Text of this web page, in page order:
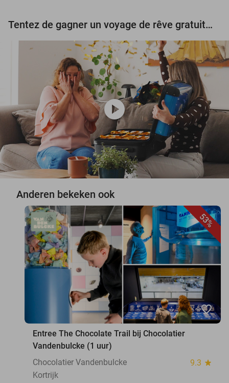
Tentez de gagner un voyage de rêve gratuit d'une valeur de 3.000 € !
play_circle
Anderen bekeken ook
53%
favorite_border
Entree The Chocolate Trail bij Chocolatier
Vandenbulcke (1 uur)
Chocolatier Vandenbulcke
9.3 star
Kortrijk